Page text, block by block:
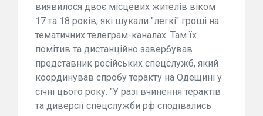
виявилося двоє місцевих жителів віком
17 та 18 років, які шукали "легкі" гроші на
тематичних телеграм-каналах. Там їх
помітив та дистанційно завербував
представник російських спецслужб, який
координував спробу теракту на Одещині у
січні цього року. "У разі вчинення терактів
та диверсії спецслужби рф сподівались